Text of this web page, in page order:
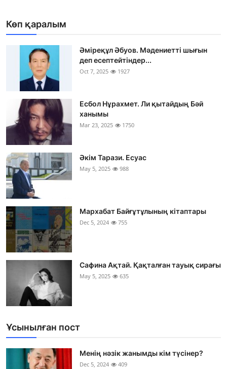
Көп қаралым
Әміреқұл Әбуов. Мәдениетті шығын
деп есептейтіндер...
Oct 7, 2025 1927
Есбол Нұрахмет. Ли қытайдың Бәй
ханымы
Mar 23, 2025 1750
Әкім Тарази. Есуас
May 5, 2025 988
Мархабат Байғұтұлының кітаптары
Dec 5, 2024 755
Сафина Ақтай. Қақталған тауық сирағы
May 5, 2025 635
Ұсынылған пост
Менің нәзік жанымды кім түсінер?
Dec 5, 2024 409